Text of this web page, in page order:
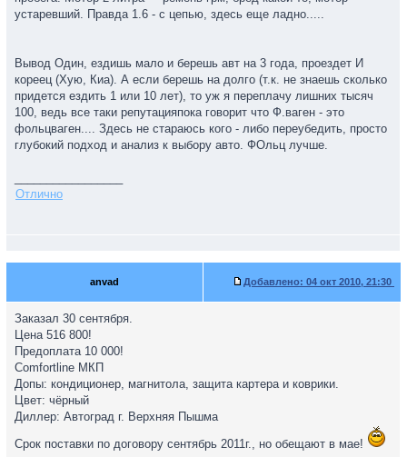
устаревший. Правда 1.6 - с цепью, здесь еще ладно.....
Вывод Один, ездишь мало и берешь авт на 3 года, проездет И
кореец (Хую, Киа). А если берешь на долго (т.к. не знаешь сколько
придется ездить 1 или 10 лет), то уж я переплачу лишних тысяч
100, ведь все таки репутацияпока говорит что Ф.ваген - это
фольцваген.... Здесь не стараюсь кого - либо переубедить, просто
глубокий подход и анализ к выбору авто. ФОльц лучше.
Отлично
anvad Добавлено: 04 окт 2010, 21:30
Заказал 30 сентября.
Цена 516 800!
Предоплата 10 000!
Сomfortline МКП
Допы: кондиционер, магнитола, защита картера и коврики.
Цвет: чёрный
Диллер: Автоград г. Верхняя Пышма
Срок поставки по договору сентябрь 2011г., но обещают в мае!